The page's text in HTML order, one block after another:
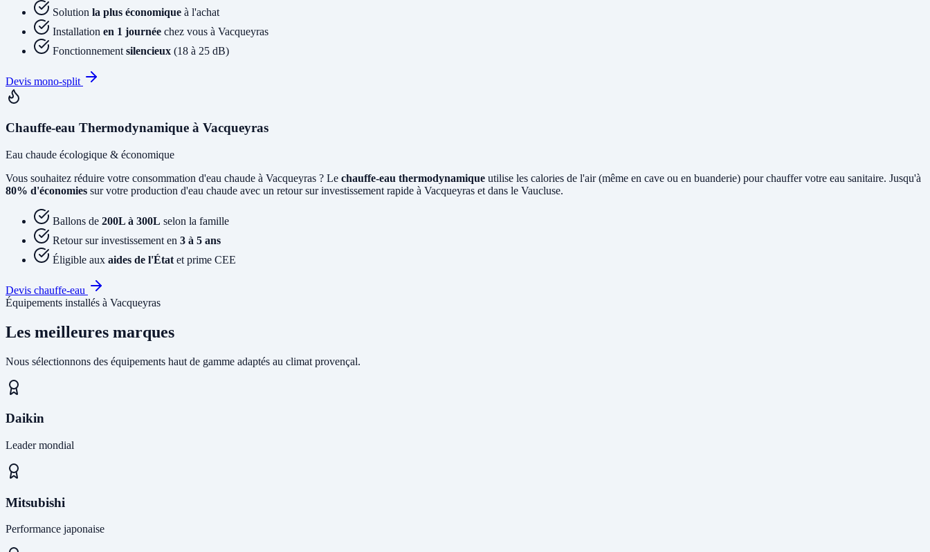
Solution la plus économique à l'achat
Installation en 1 journée chez vous à Vacqueyras
Fonctionnement silencieux (18 à 25 dB)
Devis mono-split
Chauffe-eau Thermodynamique à Vacqueyras
Eau chaude écologique & économique
Vous souhaitez réduire votre consommation d'eau chaude à Vacqueyras ? Le chauffe-eau thermodynamique utilise les calories de l'air (même en cave ou en buanderie) pour chauffer votre eau sanitaire. Jusqu'à
80% d'économies sur votre production d'eau chaude avec un retour sur investissement rapide à Vacqueyras et dans le Vaucluse.
Ballons de 200L à 300L selon la famille
Retour sur investissement en 3 à 5 ans
Éligible aux aides de l'État et prime CEE
Devis chauffe-eau
Équipements installés à Vacqueyras
Les meilleures marques
Nous sélectionnons des équipements haut de gamme adaptés au climat provençal.
Daikin
Leader mondial
Mitsubishi
Performance japonaise